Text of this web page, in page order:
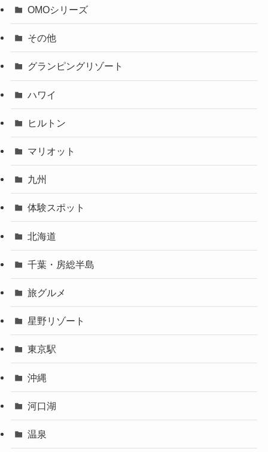
OMOシリーズ
その他
グランピングリゾート
ハワイ
ヒルトン
マリオット
九州
体験スポット
北海道
千葉・房総半島
旅グルメ
星野リゾート
東京駅
沖縄
河口湖
温泉